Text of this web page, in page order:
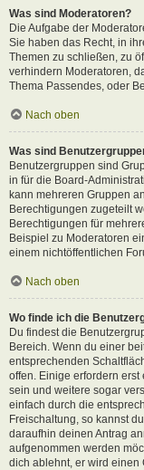
Was sind Moderatoren?
Die Aufgabe der
Sie haben das Recht, in
Themen zu schließen, zu
verhindern Moderatoren,
Thema Passendes, oder
Nach oben
Was sind
Benutzergruppen sind
in für die Board-
kann mehreren Gruppen
Berechtigungen zugeteilt
Berechtigungen für
Beispiel zu Moderatoren
einem nichtöffentlichen
Nach oben
Wo finde ich die
Du findest die
Bereich. Wenn du einer
entsprechenden
offen. Einige erfordern
sein und weitere sogar
einfach durch die
Freischaltung, so kannst
daraufhin deinen Antrag
aufgenommen werden
dich ablehnt, er wird einen